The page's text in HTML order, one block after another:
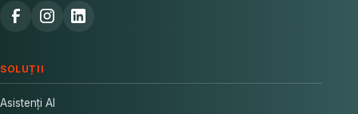
SOLUȚII
Asistenți AI